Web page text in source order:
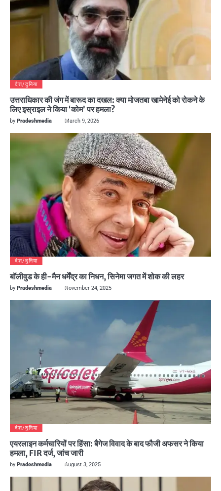
देश/दुनिया
उत्तराधिकार की जंग में बारूद का दखल: क्या मोजतबा खामेनेई को रोकने के
लिए इस्राइल ने किया ‘कोम’ पर हमला?
by Pradeshmedia March 9, 2026
देश/दुनिया
बॉलीवुड के ही-मैन धर्मेंद्र का निधन, सिनेमा जगत में शोक की लहर
by Pradeshmedia November 24, 2025
देश/दुनिया
एयरलाइन कर्मचारियों पर हिंसा: बैगेज विवाद के बाद फौजी अफसर ने किया
हमला, FIR दर्ज, जांच जारी
by Pradeshmedia August 3, 2025